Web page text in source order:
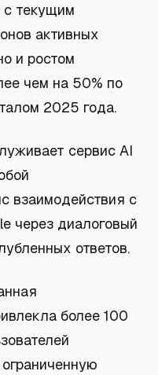
с текущим
активных
и ростом
чем на 50% по
2025 года.
сервис AI
взаимодействия с
через диалоговый
ответов.
более 100